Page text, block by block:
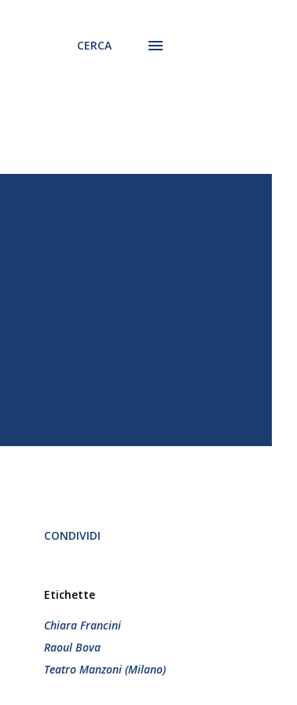
CERCA
CONDIVIDI
Etichette
Chiara Francini
Raoul Bova
Teatro Manzoni (Milano)